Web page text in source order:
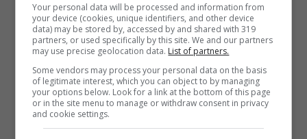
Mentre la prima edizione diThe
Apprenticeera stata trasmessa in Italia
dall’emittenteCielo,The Apprentice 2
Your personal data will be processed and information from
your device (cookies, unique identifiers, and other device
data) may be stored by, accessed by and shared with 319
partners, or used specifically by this site. We and our partners
may use precise geolocation data. List of partners.
Some vendors may process your personal data on the basis
of legitimate interest, which you can object to by managing
your options below. Look for a link at the bottom of this page
or in the site menu to manage or withdraw consent in privacy
and cookie settings.